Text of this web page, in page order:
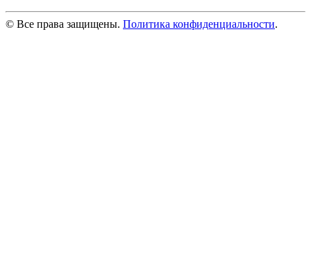
© Все права защищены. Политика конфиденциальности.